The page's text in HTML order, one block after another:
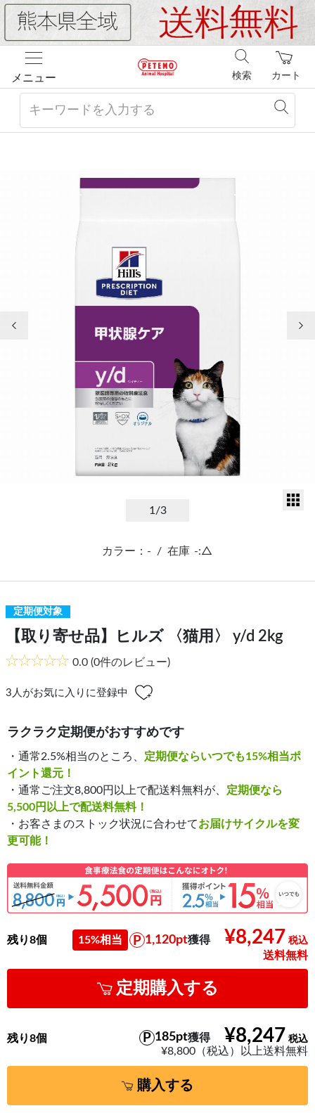
メニュー カート
検索
前の画像
1 /3
カラー：- / 在庫 -:△
定期便対象
【取り寄せ品】ヒルズ 〈猫用〉 y/d 2kg
0.0 (0件のレビュー)
3 人がお気に入りに登録中
ラクラク定期便がおすすめです
・通常2.5%相当のところ、 定期便ならいつでも15%相当ポ
イント還元！
・通常ご注文8,800円以上で配送料無料が、 定期便なら
5,500円以上で配送料無料！
・お客さまのストック状況に合わせてお届けサイクルを変
更可能！
¥8,247
送料無料
15%相当 1,120pt獲得
残り8個
定期購入する
¥8,247
185pt獲得
¥8,800（税込）以上送料無料
残り8個
購入する